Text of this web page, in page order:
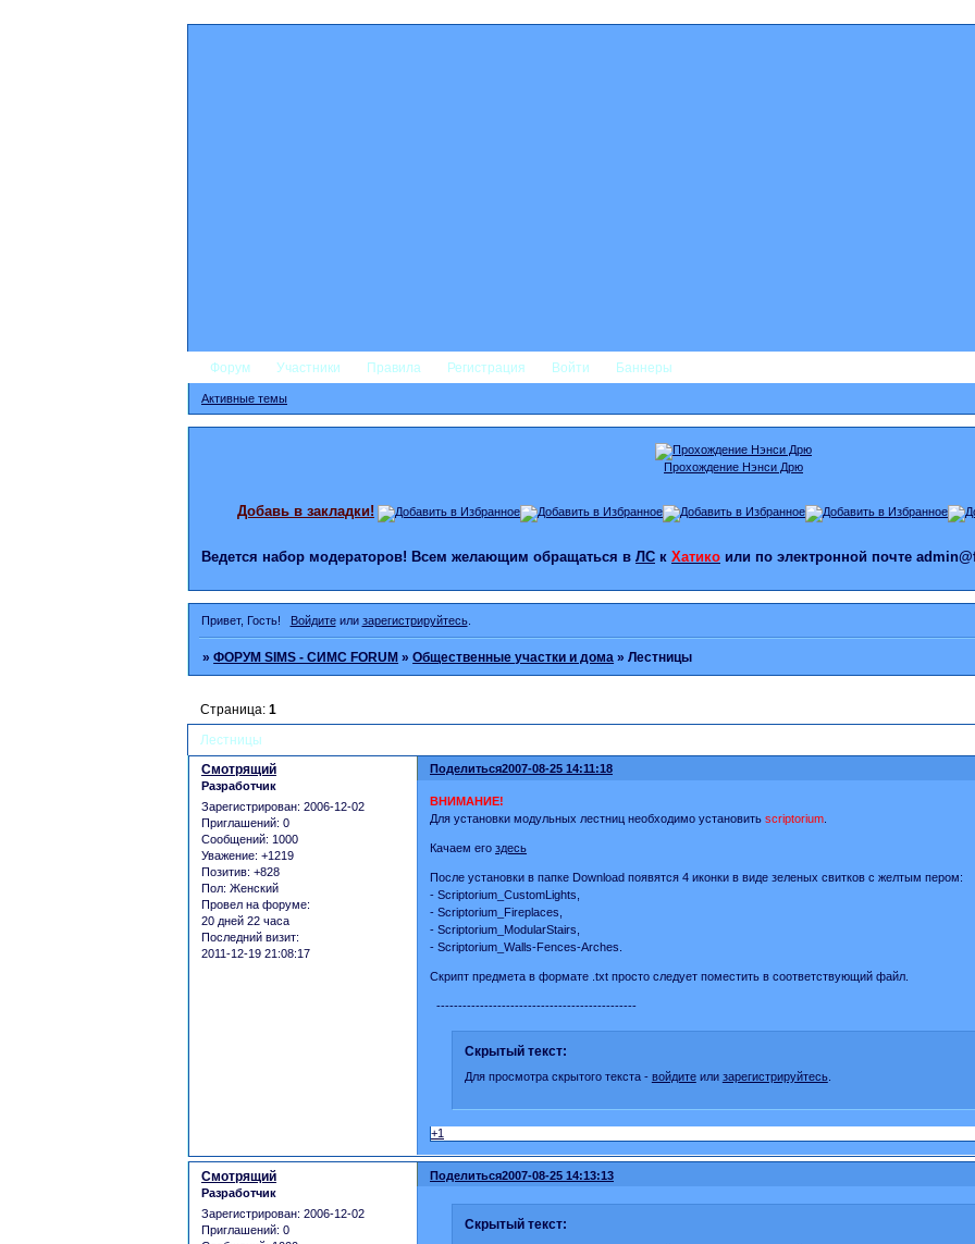
Форум Участники Правила Регистрация Войти Баннеры
Активные темы
Прохождение Нэнси Дрю
Добавь в закладки!
Ведется набор модераторов! Всем желающим обращаться в ЛС к Хатико или по электронной почте
Привет, Гость! Войдитеили зарегистрируйтесь.
»ФОРУМ SIMS - СИМС FORUM »Общественные участки и дома »Лестницы
Лестницы
Страница:1
Поделиться2007-08-25 14:11:18
Смотрящий
Разработчик
Зарегистрирован: 2006-12-02
Приглашений: 0
Сообщений: 1000
Уважение: +1219
Позитив: +828
Пол: Женский
Провел на форуме:
20 дней 22 часа
Последний визит:
2011-12-19 21:08:17
ВНИМАНИЕ!
Для установки модульных лестниц необходимо установитьscriptorium
Качаем егоздесь
После установки в папке Download появятся 4 иконки в виде зеленых свитков с желтым пером:
- Scriptorium_CustomLights,
- Scriptorium_Fireplaces,
- Scriptorium_ModularStairs,
- Scriptorium_Walls-Fences-Arches.
Скрипт предмета в формате .txt просто следует поместить в соответствующий файл.
----------------------------------------------
Скрытый текст:
Для просмотра скрытого текста - войдитеили зарегистрируйтесь.
+1
Поделиться2007-08-25 14:13:13
Смотрящий
Разработчик
Зарегистрирован: 2006-12-02
Приглашений: 0
Скрытый текст: